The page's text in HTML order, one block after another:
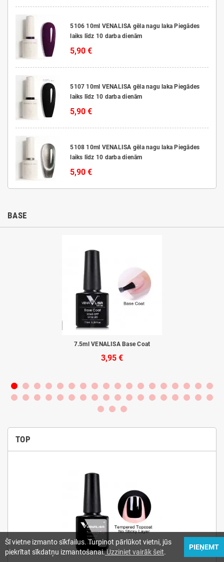
5106 10ml VENALISA gēla nagu laka Piegādes
laiks līdz 10 darba dienām
5,90 €
5107 10ml VENALISA gēla nagu laka Piegādes
laiks līdz 10 darba dienām
5,90 €
5108 10ml VENALISA gēla nagu laka Piegādes
laiks līdz 10 darba dienām
5,90 €
BASE
7.5ml VENALISA Base Coat
3,95 €
TOP
Šī vietne izmanto sīkfailus. Turpinot pārlūkot vietni, jūs
piekrītat sīkdatņu izmantošanai.Uzziniet vairāk šeit.
PIEŅEMT